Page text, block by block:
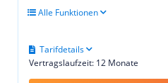
Alle Funktionen
Vertragslaufzeit: 12 Monate
Tarifdetails